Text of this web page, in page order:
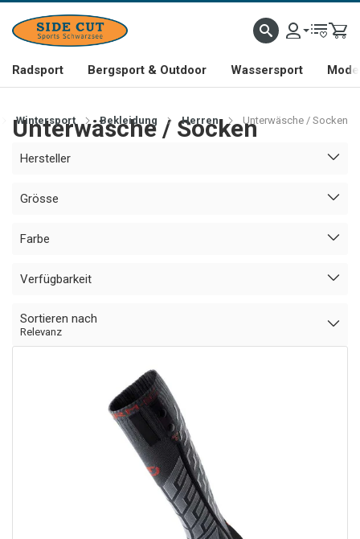
Radsport Bergsport & Outdoor Wassersport
Wintersport Bekleidung Herren Unterwäsche / Socken
Unterwäsche / Socken
Hersteller
Grösse
Farbe
Verfügbarkeit
Sortieren nach
Relevanz